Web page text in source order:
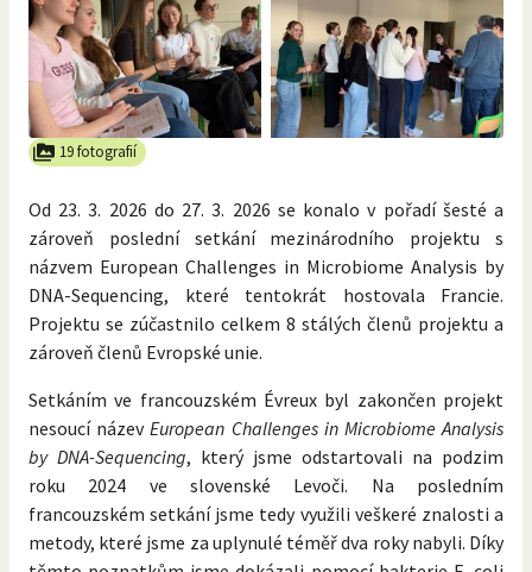
19 fotografií
Od 23. 3. 2026 do 27. 3. 2026 se konalo v pořadí šesté a
zároveň poslední setkání mezinárodního projektu s
názvem European Challenges in Microbiome Analysis by
DNA-Sequencing, které tentokrát hostovala Francie.
Projektu se zúčastnilo celkem 8 stálých členů projektu a
zároveň členů Evropské unie.
Setkáním ve francouzském Évreux byl zakončen projekt
nesoucí názevEuropean Challenges in Microbiome Analysis
by DNA-Sequencing, který jsme odstartovali na podzim
roku 2024 ve slovenské Levoči. Na posledním
francouzském setkání jsme tedy využili veškeré znalosti a
metody, které jsme za uplynulé téměř dva roky nabyli. Díky